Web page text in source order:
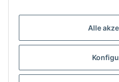
Alle
des Beckens
Isolierung mit
Komposit-Armierung
Überlaufrinne 20 × 20 cm